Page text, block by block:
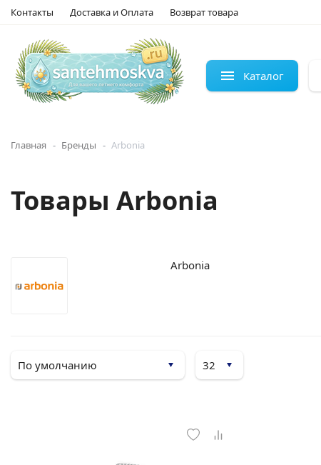
Контакты Доставка и Оплата Возврат товара
Каталог
Главная Бренды Arbonia
Товары Arbonia
Arbonia